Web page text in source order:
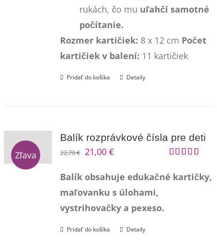
rukách, čo mu uľahčí samotné
počítanie.
Rozmer kartičiek: 8 x 12 cm Počet
kartičiek v balení: 11 kartičiek
Pridať do košíka Detaily
Zľava
Balík rozprávkové čísla pre deti
5.00z 5
22,70€ Pôvodná
bola:
22,70 €.
21,00€Aktuálna
je:
21,00 €.
Balík obsahuje edukačné kartičky,
maľovanku s úlohami,
vystrihovačky a pexeso.
Pridať do košíka Detaily